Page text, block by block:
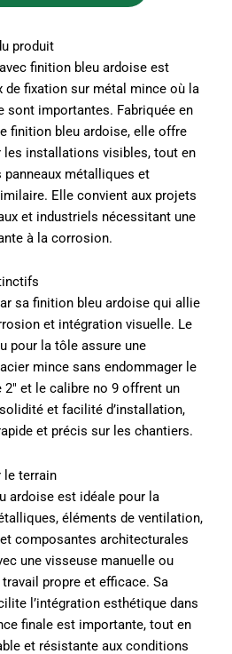
produit
finition bleu ardoise est
de fixation sur métal mince où la
sont importantes. Fabriquée en
finition bleu ardoise, elle offre
les installations visibles, tout en
panneaux métalliques et
Elle convient aux projets
et industriels nécessitant une
à la corrosion.
sa finition bleu ardoise qui allie
et intégration visuelle. Le
pour la tôle assure une
mince sans endommager le
et le calibre no 9 offrent un
et facilité d’installation,
et précis sur les chantiers.
le terrain
ardoise est idéale pour la
éléments de ventilation,
composantes architecturales
une visseuse manuelle ou
propre et efficace. Sa
l’intégration esthétique dans
finale est importante, tout en
et résistante aux conditions